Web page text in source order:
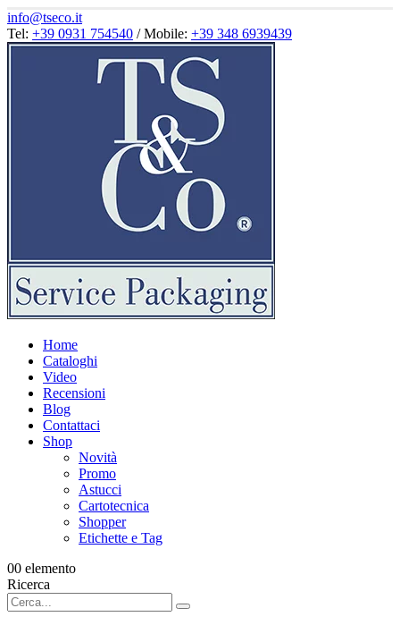
info@tseco.it
Tel: +39 0931 754540 / Mobile: +39 348 6939439
Home
Cataloghi
Video
Recensioni
Blog
Contattaci
Shop
Novità
Promo
Astucci
Cartotecnica
Shopper
Etichette e Tag
00 elemento
Ricerca